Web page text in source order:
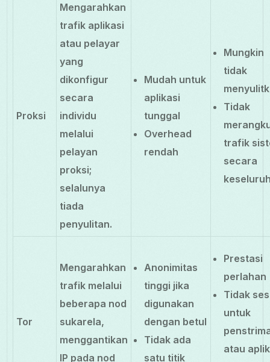
Proksi
Mengarahkan
trafik aplikasi
atau pelayar
yang
dikonfigur
secara
individu
melalui
pelayan
proksi;
selalunya
tiada
penyulitan.
Mudah untuk
aplikasi
tunggal
Overhead
rendah
Mungkin
tidak
Tidak
trafik
secara
Tor
Mengarahkan
trafik melalui
beberapa nod
sukarela,
menggantikan
IP pada nod
Anonimitas
tinggi jika
digunakan
dengan betul
Tidak ada
satu titik
Prestasi
perlahan
Tidak
untuk
atau